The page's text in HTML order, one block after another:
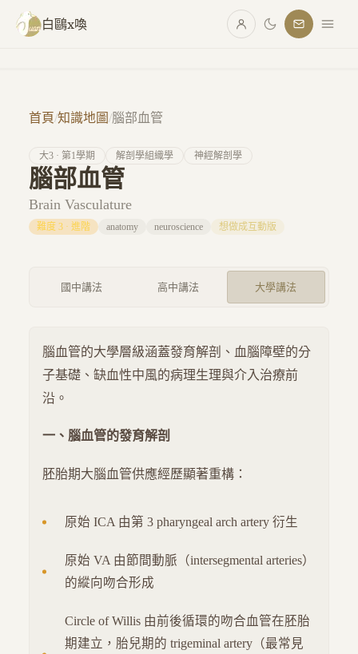
跳至主要內容
白鷗x喚
首頁/知識地圖/腦部血管
大3 · 第1學期 解剖學組織學 神經解剖學
腦部血管
Brain Vasculature
難度 3 · 進階 anatomy neuroscience 想做成互動版
國中講法 高中講法 大學講法
腦血管的大學層級涵蓋發育解剖、血腦障壁的分
子基礎、缺血性中風的病理生理與介入治療前
沿。
一、腦血管的發育解剖
胚胎期大腦血管供應經歷顯著重構：
原始 ICA 由第 3 pharyngeal arch artery 衍生
原始 VA 由節間動脈（intersegmental arteries）
的縱向吻合形成
Circle of Willis 由前後循環的吻合血管在胚胎
期建立，胎兒期的 trigeminal artery（最常見